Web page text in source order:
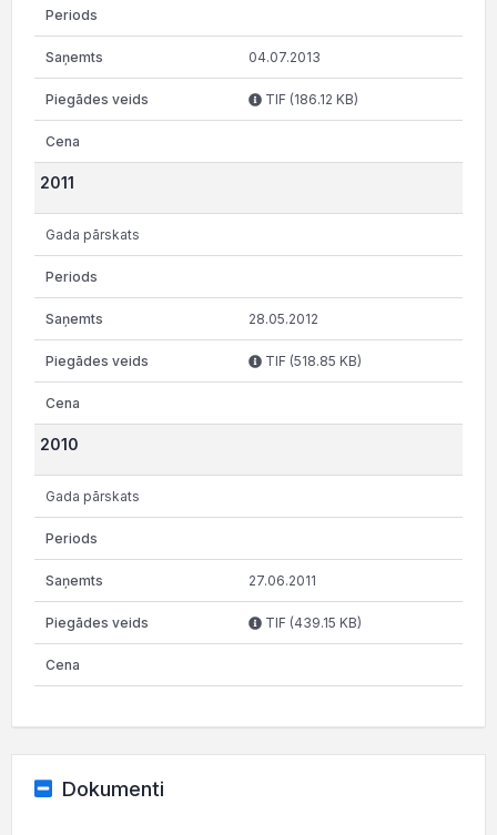
04.07.2013
TIF (186.12 KB)
2011
Gada pārskats
28.05.2012
TIF (518.85 KB)
2010
Gada pārskats
27.06.2011
TIF (439.15 KB)
Dokumenti